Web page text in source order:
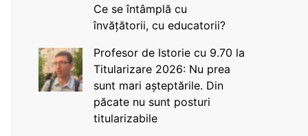
Ce se întâmplă cu
învățătorii, cu educatorii?
Profesor de Istorie cu 9.70 la
Titularizare 2026: Nu prea
sunt mari așteptările. Din
păcate nu sunt posturi
titularizabile